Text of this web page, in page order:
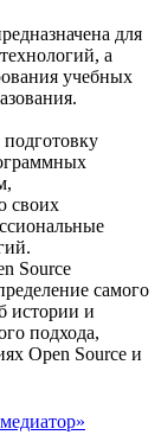
для
а
учебных
своих
Source
самого
истории и
подхода,
Open Source и